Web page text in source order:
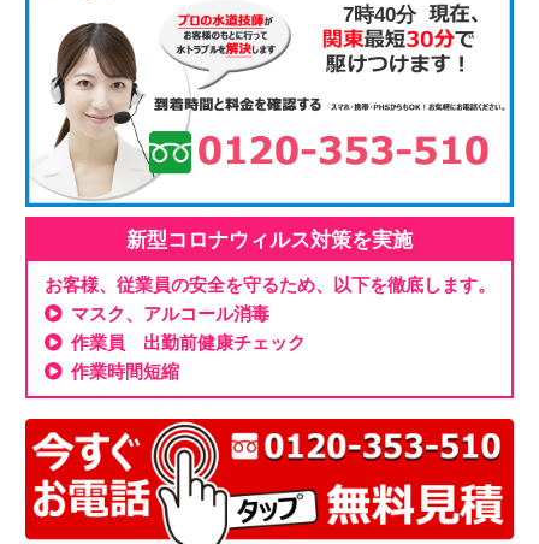
7時40分
新型コロナウィルス対策を実施
お客様、従業員の安全を守るため、以下を徹底します。
マスク、アルコール消毒
作業員 出勤前健康チェック
作業時間短縮